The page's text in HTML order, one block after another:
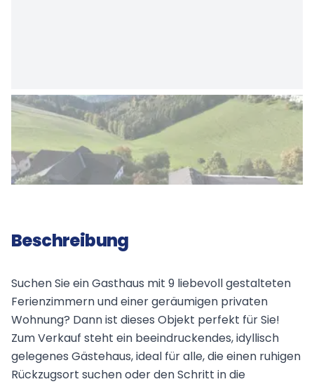
Beschreibung
Suchen Sie ein Gasthaus mit 9 liebevoll gestalteten
Ferienzimmern und einer geräumigen privaten
Wohnung? Dann ist dieses Objekt perfekt für Sie!
Zum Verkauf steht ein beeindruckendes, idyllisch
gelegenes Gästehaus, ideal für alle, die einen ruhigen
Rückzugsort suchen oder den Schritt in die